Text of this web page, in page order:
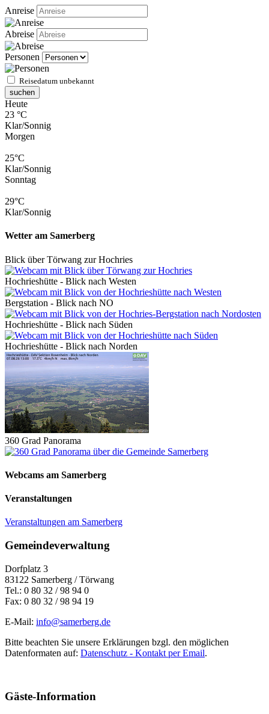
Anreise
Abreise
Personen
Reisedatum unbekannt
suchen
Heute
23 °C
Klar/Sonnig
Morgen
25°C
Klar/Sonnig
Sonntag
29°C
Klar/Sonnig
Wetter am Samerberg
Blick über Törwang zur Hochries
Hochrieshütte - Blick nach Westen
Bergstation - Blick nach NO
Hochrieshütte - Blick nach Süden
Hochrieshütte - Blick nach Norden
360 Grad Panorama
Webcams am Samerberg
Veranstaltungen
Veranstaltungen am Samerberg
Gemeindeverwaltung
Dorfplatz 3
83122 Samerberg / Törwang
Tel.: 0 80 32 / 98 94 0
Fax: 0 80 32 / 98 94 19
E-Mail: info@samerberg.de
Bitte beachten Sie unsere Erklärungen bzgl. den möglichen
Datenformaten auf: Datenschutz - Kontakt per Email.
Gäste-Information